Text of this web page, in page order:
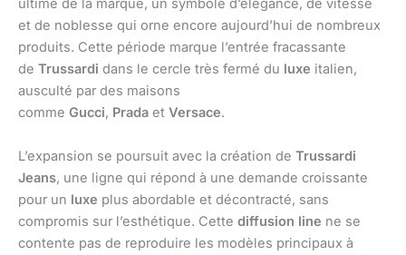
ultime de la marque, un symbole d’élégance, de vitesse
et de noblesse qui orne encore aujourd’hui de nombreux
produits. Cette période marque l’entrée fracassante
de Trussardi dans le cercle très fermé du luxe italien,
ausculté par des maisons
comme Gucci, Prada et Versace.
L’expansion se poursuit avec la création de Trussardi
Jeans, une ligne qui répond à une demande croissante
pour un luxe plus abordable et décontracté, sans
compromis sur l’esthétique. Cette diffusion line ne se
contente pas de reproduire les modèles principaux à